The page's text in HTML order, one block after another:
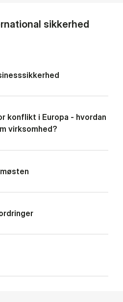
sikkerhed
konflikt i Europa - hvordan
virksomhed?